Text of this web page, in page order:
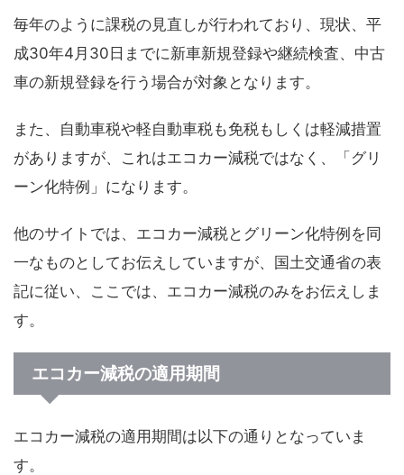
毎年のように課税の見直しが行われており、現状、平
成30年4月30日までに新車新規登録や継続検査、中古
車の新規登録を行う場合が対象となります。
また、自動車税や軽自動車税も免税もしくは軽減措置
がありますが、これはエコカー減税ではなく、「グリ
ーン化特例」になります。
他のサイトでは、エコカー減税とグリーン化特例を同
一なものとしてお伝えしていますが、国土交通省の表
記に従い、ここでは、エコカー減税のみをお伝えしま
す。
エコカー減税の適用期間
エコカー減税の適用期間は以下の通りとなっていま
す。